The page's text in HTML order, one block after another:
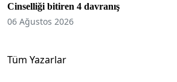
Cinselliği bitiren 4 davranış
06 Ağustos 2026
Tüm Yazarlar